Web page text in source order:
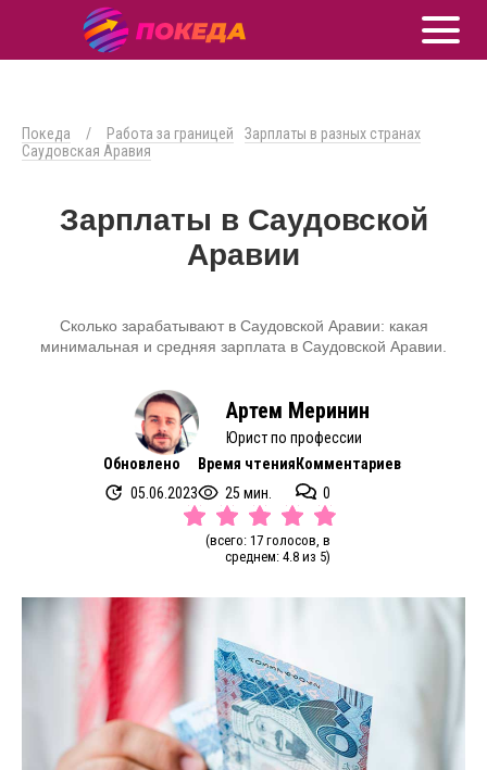
Покеда / Работа за границей
Зарплаты в разных странах
Саудовская Аравия
Зарплаты в Саудовской
Аравии
Сколько зарабатывают в Саудовской Аравии: какая
минимальная и средняя зарплата в Саудовской Аравии.
Артем Меринин
Юрист по профессии
Обновлено
05.06.2023
Время чтения
25 мин.
Комментариев
0
(всего: 17 голосов, в
среднем: 4.8 из 5)